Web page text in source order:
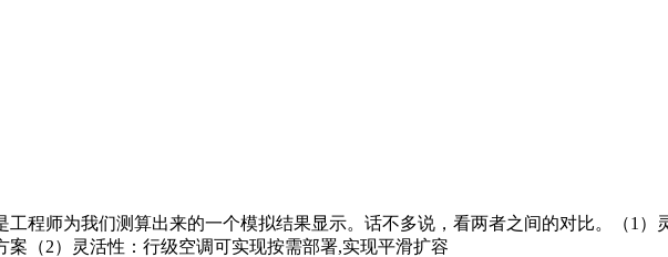
程师为我们测算出来的一个模拟结果显示。话不多说，看两者之间的对比。（1）
（2）灵活性：行级空调可实现按需部署,实现平滑扩容